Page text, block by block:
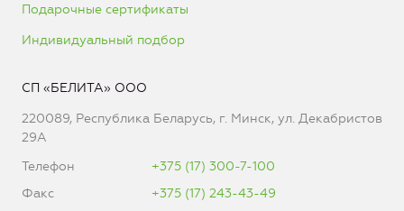
Подарочные сертификаты
Индивидуальный подбор
СП «БЕЛИТА» ООО
220089, Республика Беларусь, г. Минск, ул. Декабристов
29А
Телефон
+375 (17) 300-7-100
Факс
+375 (17) 243-43-49